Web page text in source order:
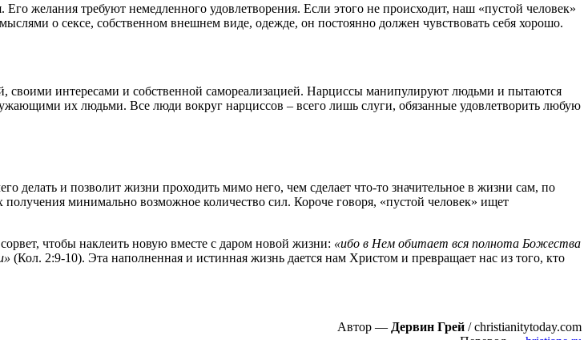
желания требуют немедленного удовлетворения. Если этого не происходит, наш «пустой человек»
о сексе, собственном внешнем виде, одежде, он постоянно должен чувствовать себя хорошо.
своими интересами и собственной самореализацией. Нарциссы манипулируют людьми и пытаются
их людьми. Все люди вокруг нарциссов – всего лишь слуги, обязанные удовлетворить любую
делать и позволит жизни проходить мимо него, чем сделает что-то значительное в жизни сам, по
получения минимально возможное количество сил. Короче говоря, «пустой человек» ищет
чтобы наклеить новую вместе с даром новой жизни: «ибо в Нем обитает вся полнота Божества
(Кол. 2:9-10). Эта наполненная и истинная жизнь дается нам Христом и превращает нас из того, кто
Автор — Дервин Грей / christianitytoday.com